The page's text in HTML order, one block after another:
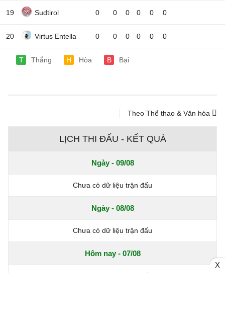
19 Sudtirol 0 0 0 0 0 0
20 Virtus Entella 0 0 0 0 0 0
T Thắng H Hòa B Bại
Theo Thể thao & Văn hóa
LỊCH THI ĐẤU - KẾT QUẢ
Ngày - 09/08
Chưa có dữ liệu trận đấu
Ngày - 08/08
Chưa có dữ liệu trận đấu
Hôm nay - 07/08
Chưa có dữ liệu trận đấu
X